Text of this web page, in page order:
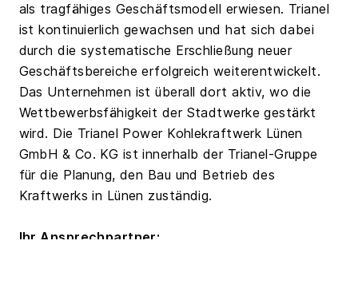
als tragfähiges Geschäftsmodell erwiesen. Trianel
ist kontinuierlich gewachsen und hat sich dabei
durch die systematische Erschließung neuer
Geschäftsbereiche erfolgreich weiterentwickelt.
Das Unternehmen ist überall dort aktiv, wo die
Wettbewerbsfähigkeit der Stadtwerke gestärkt
wird. Die Trianel Power Kohlekraftwerk Lünen
GmbH & Co. KG ist innerhalb der Trianel-Gruppe
für die Planung, den Bau und Betrieb des
Kraftwerks in Lünen zuständig.
Ihr Ansprechpartner: